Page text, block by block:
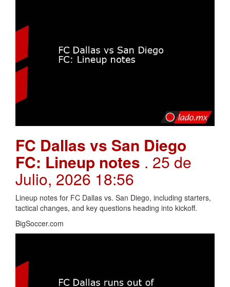
FC Dallas vs San Diego
FC: Lineup notes . 25 de
Julio, 2026 18:56
Lineup notes for FC Dallas vs. San Diego, including starters,
tactical changes, and key questions heading into kickoff.
BigSoccer.com